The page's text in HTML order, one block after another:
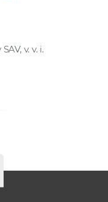
v. v. i.